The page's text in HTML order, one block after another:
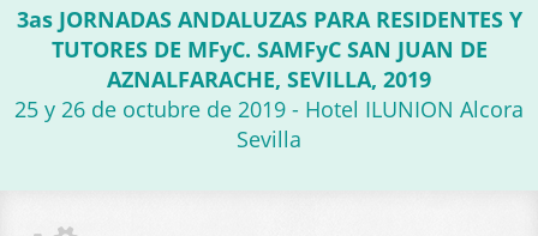
3as JORNADAS ANDALUZAS PARA RESIDENTES Y
TUTORES DE MFyC. SAMFyC SAN JUAN DE
AZNALFARACHE, SEVILLA, 2019
25 y 26 de octubre de 2019 - Hotel ILUNION Alcora
Sevilla